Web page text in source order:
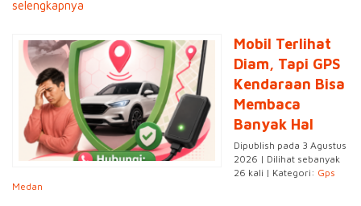
selengkapnya
Mobil Terlihat
Diam, Tapi GPS
Kendaraan Bisa
Membaca
Banyak Hal
Dipublish pada 3 Agustus
2026 | Dilihat sebanyak
26 kali | Kategori: Gps
Medan